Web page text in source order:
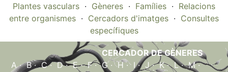
Plantes vasculars · Gèneres · Famílies · Relacions
entre organismes · Cercadors d'imatges · Consultes
específiques
CERCADOR DE GÈNERES
A·B·C·D·E·F·G·H · I·J·K·L·M·